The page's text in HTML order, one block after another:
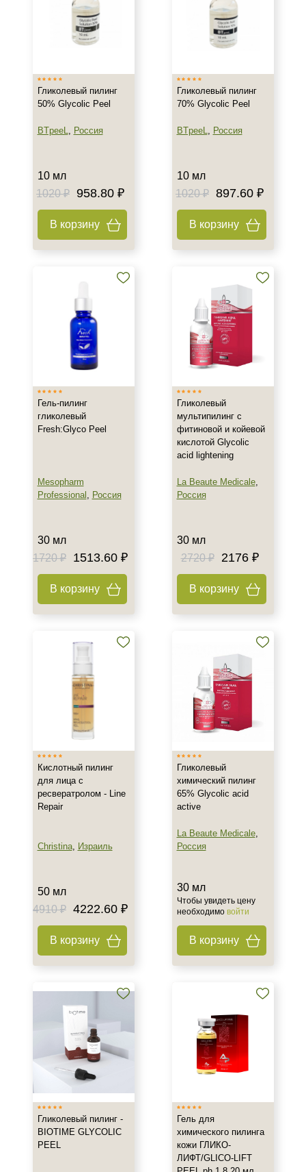
Азелаиновый
Гликолевый
Показать еще
Профессиональная
Тип кожи
Любой возраст
Любой возраст (от 18 лет)
Обновление
Осветление
Назначение против
Акне
Возрастные изменения
Обновление клеток
Область применения
Декольте
Лицо
Показать еще
2,7 мл + 2,3 мл
5 ml x 7 шт *2
AHA-кислоты
Азелаиновая кислота
Показать еще
Время применения
Вечер
Ежедневный
Лето
Гликолевый пилинг
50% Glycolic Peel
BTpeeL, Россия
10 мл
1020 ₽ 958.80 ₽
В корзину
Гликолевый пилинг
70% Glycolic Peel
BTpeeL, Россия
10 мл
1020 ₽ 897.60 ₽
В корзину
Гель-пилинг
гликолевый
Fresh:Glyco Peel
Mesopharm
Professional , Россия
30 мл
1720 ₽
1513.60 ₽
В корзину
Гликолевый
мультипилинг с
фитиновой и койевой
кислотой Glycolic
acid lightening
La Beaute Medicale,
Россия
30 мл
2720 ₽
2176 ₽
В корзину
Кислотный пилинг
для лица с
ресвератролом - Line
Repair
Christina, Израиль
50 мл
4910 ₽ 4222.60 ₽
В корзину
Гликолевый
химический пилинг
65% Glycolic acid
active
La Beaute Medicale,
Россия
30 мл
Чтобы увидеть цену
необходимо войти
В корзину
Гликолевый пилинг -
BIOTIME GLYCOLIC
PEEL
Гель для
химического пилинга
кожи ГЛИКО-
ЛИФТ/GLICO-LIFT